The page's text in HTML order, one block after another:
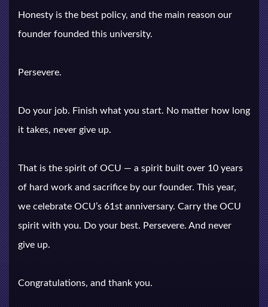
Honesty is the best policy, and the main reason our
founder founded this university.
Persevere.
Do your job. Finish what you start. No matter how long
it takes, never give up.
That is the spirit of OCU — a spirit built over 10 years
of hard work and sacrifice by our founder. This year,
we celebrate OCU’s 61st anniversary. Carry the OCU
spirit with you. Do your best. Persevere. And never
give up.
Congratulations, and thank you.